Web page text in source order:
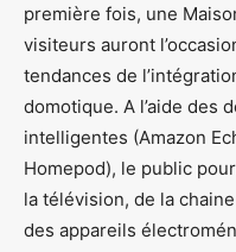
première fois, une
visiteurs auront
tendances de
domotique. A l’aide des
intelligentes (Amazon
Homepod), le public
la télévision, de la
des appareils